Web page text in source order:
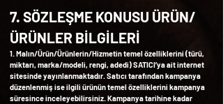
7. SÖZLEŞME KONUSU ÜRÜN/
ÜRÜNLER BİLGİLERİ
1. Malın/Ürün/Ürünlerin/Hizmetin temel özelliklerini (türü,
miktarı, marka/modeli, rengi, adedi) SATICI’ya ait internet
sitesinde yayınlanmaktadır. Satıcı tarafından kampanya
düzenlenmiş ise ilgili ürünün temel özelliklerini kampanya
süresince inceleyebilirsiniz. Kampanya tarihine kadar